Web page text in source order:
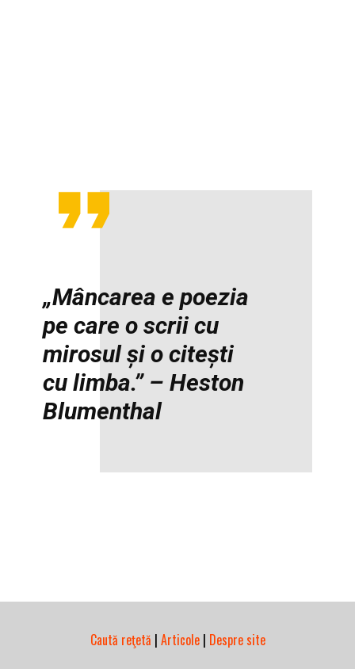
„Mâncarea e poezia
pe care o scrii cu
mirosul și o citești
cu limba.” – Heston
Blumenthal
Caută reţetă | Articole| Despre site